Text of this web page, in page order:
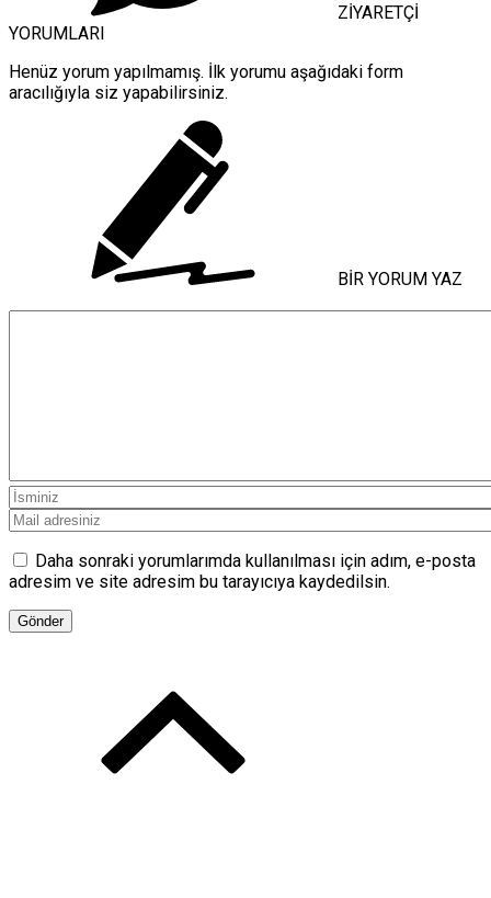
ZİYARETÇİ
YORUMLARI
Henüz yorum yapılmamış. İlk yorumu aşağıdaki form
aracılığıyla siz yapabilirsiniz.
BİR YORUM YAZ
Daha sonraki yorumlarımda kullanılması için adım, e-posta
adresim ve site adresim bu tarayıcıya kaydedilsin.